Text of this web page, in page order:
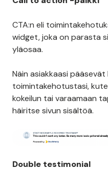
CTA:n eli
widget, joka on parasta
yläosaa.
Näin asiakkaasi
toimintakehotustasi,
kokeilun tai varaamaan
häiritse sivun sisältöä.
Double testimonial